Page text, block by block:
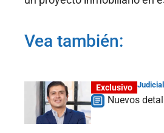
Vea también:
Exclusivo Judicial
Nuevos